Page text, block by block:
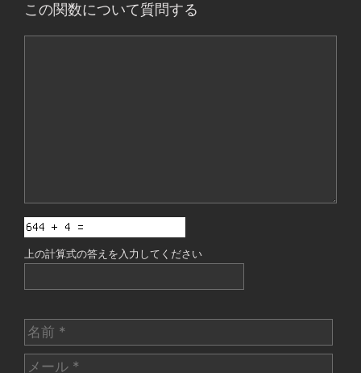
この関数について質問する
上の計算式の答えを入力してください
名
前
メ